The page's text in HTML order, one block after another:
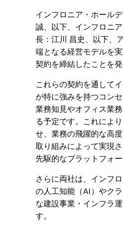
インフロニア・ホール
誠、以下、インフロニ
長：江川 昌史、以下、
端となる経営モデルを
契約を締結したことを発
これらの契約を通して
が特に強みを持つコン
業務知見やオフィス業
る予定です。これによ
せ、業務の飛躍的な高
取り組みによって実現
先駆的なプラットフォ
さらに両社は、インフ
の人工知能（AI）やク
な建設事業・インフラ
す。